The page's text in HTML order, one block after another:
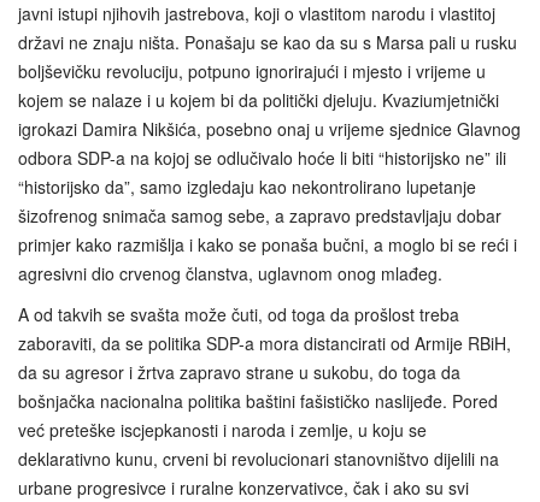
javni istupi njihovih jastrebova, koji o vlastitom narodu i vlastitoj
državi ne znaju ništa. Ponašaju se kao da su s Marsa pali u rusku
boljševičku revoluciju, potpuno ignorirajući i mjesto i vrijeme u
kojem se nalaze i u kojem bi da politički djeluju. Kvaziumjetnički
igrokazi Damira Nikšića, posebno onaj u vrijeme sjednice Glavnog
odbora SDP-a na kojoj se odlučivalo hoće li biti “historijsko ne” ili
“historijsko da”, samo izgledaju kao nekontrolirano lupetanje
šizofrenog snimača samog sebe, a zapravo predstavljaju dobar
primjer kako razmišlja i kako se ponaša bučni, a moglo bi se reći i
agresivni dio crvenog članstva, uglavnom onog mlađeg.
A od takvih se svašta može čuti, od toga da prošlost treba
zaboraviti, da se politika SDP-a mora distancirati od Armije RBiH,
da su agresor i žrtva zapravo strane u sukobu, do toga da
bošnjačka nacionalna politika baštini fašističko naslijeđe. Pored
već preteške iscjepkanosti i naroda i zemlje, u koju se
deklarativno kunu, crveni bi revolucionari stanovništvo dijelili na
urbane progresivce i ruralne konzervativce, čak i ako su svi